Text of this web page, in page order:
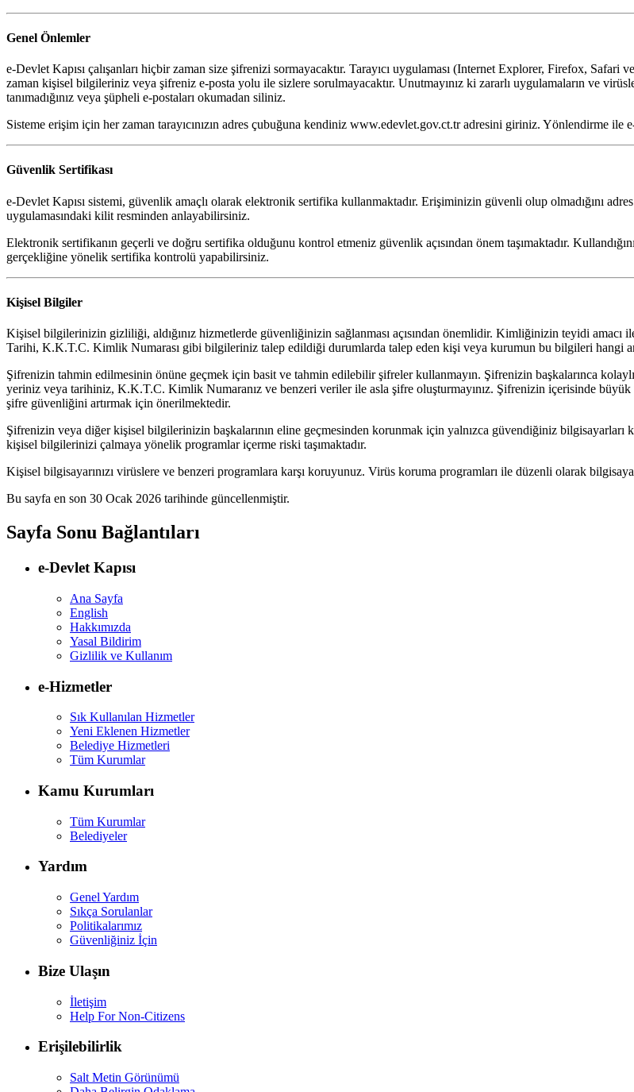
Genel Önlemler
e-Devlet Kapısı çalışanları hiçbir zaman size şifrenizi sormayacaktır. Tarayıcı uygulaması (Internet Explorer, Firefox,
zaman kişisel bilgileriniz veya şifreniz e-posta yolu ile sizlere sorulmayacaktır. Unutmayınız ki zararlı uygulamaların ve
tanımadığınız veya şüpheli e-postaları okumadan siliniz.
Sisteme erişim için her zaman tarayıcınızın adres çubuğuna kendiniz www.edevlet.gov.ct.tr adresini giriniz. Yönlendirme ile
Güvenlik Sertifikası
e-Devlet Kapısı sistemi, güvenlik amaçlı olarak elektronik sertifika kullanmaktadır. Erişiminizin güvenli olup olmadığını
uygulamasındaki kilit resminden anlayabilirsiniz.
Elektronik sertifikanın geçerli ve doğru sertifika olduğunu kontrol etmeniz güvenlik açısından önem taşımaktadır.
gerçekliğine yönelik sertifika kontrolü yapabilirsiniz.
Kişisel Bilgiler
Kişisel bilgilerinizin gizliliği, aldığınız hizmetlerde güvenliğinizin sağlanması açısından önemlidir. Kimliğinizin teyidi
Tarihi, K.K.T.C. Kimlik Numarası gibi bilgileriniz talep edildiği durumlarda talep eden kişi veya kurumun bu bilgileri hangi
Şifrenizin tahmin edilmesinin önüne geçmek için basit ve tahmin edilebilir şifreler kullanmayın. Şifrenizin başkalarınca
yeriniz veya tarihiniz, K.K.T.C. Kimlik Numaranız ve benzeri veriler ile asla şifre oluşturmayınız. Şifrenizin içerisinde büyük
şifre güvenliğini artırmak için önerilmektedir.
Şifrenizin veya diğer kişisel bilgilerinizin başkalarının eline geçmesinden korunmak için yalnızca güvendiğiniz bilgisayarları
kişisel bilgilerinizi çalmaya yönelik programlar içerme riski taşımaktadır.
Kişisel bilgisayarınızı virüslere ve benzeri programlara karşı koruyunuz. Virüs koruma programları ile düzenli olarak
Bu sayfa en son 30 Ocak 2026 tarihinde güncellenmiştir.
Sayfa Sonu Bağlantıları
e-Devlet Kapısı
Ana Sayfa
English
Hakkımızda
Yasal Bildirim
Gizlilik ve Kullanım
e-Hizmetler
Sık Kullanılan Hizmetler
Yeni Eklenen Hizmetler
Belediye Hizmetleri
Tüm Kurumlar
Kamu Kurumları
Tüm Kurumlar
Belediyeler
Yardım
Genel Yardım
Sıkça Sorulanlar
Politikalarımız
Güvenliğiniz İçin
Bize Ulaşın
İletişim
Help For Non-Citizens
Erişilebilirlik
Salt Metin Görünümü